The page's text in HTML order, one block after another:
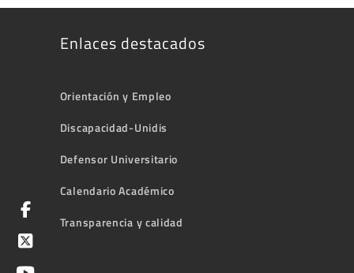
Enlaces destacados
Orientación y Empleo
Discapacidad-Unidis
Defensor Universitario
Calendario Académico
Transparencia y calidad